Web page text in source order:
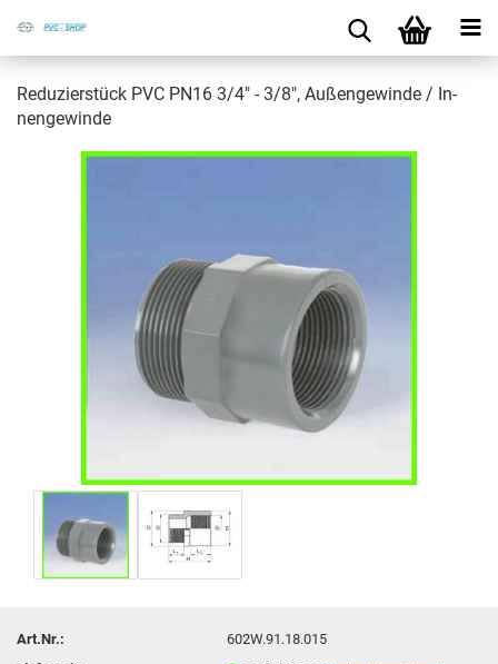
Re­du­zier­stück PVC PN16 3/4" - 3/8", Au­ßen­ge­win­de / In­
nen­ge­win­de
Art.Nr.:
602W.91.18.015